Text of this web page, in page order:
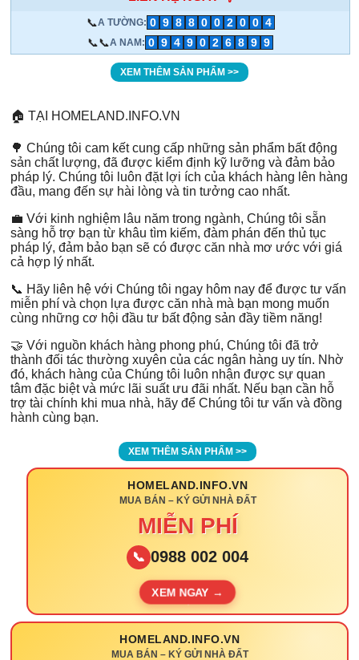
📞A TƯỜNG: 0 9 8 8 0 0 2 0 0 4
📞📞A NAM: 0 9 4 9 0 2 6 8 9 9
XEM THÊM SẢN PHẨM >>
🏠 TẠI HOMELAND.INFO.VN
🌳 Chúng tôi cam kết cung cấp những sản phẩm bất động
sản chất lượng, đã được kiểm định kỹ lưỡng và đảm bảo
pháp lý. Chúng tôi luôn đặt lợi ích của khách hàng lên hàng
đầu, mang đến sự hài lòng và tin tưởng cao nhất.
💼 Với kinh nghiệm lâu năm trong ngành, Chúng tôi sẵn
sàng hỗ trợ bạn từ khâu tìm kiếm, đàm phán đến thủ tục
pháp lý, đảm bảo bạn sẽ có được căn nhà mơ ước với giá
cả hợp lý nhất.
📞 Hãy liên hệ với Chúng tôi ngay hôm nay để được tư vấn
miễn phí và chọn lựa được căn nhà mà bạn mong muốn
cùng những cơ hội đầu tư bất động sản đầy tiềm năng!
🤝 Với nguồn khách hàng phong phú, Chúng tôi đã trở
thành đối tác thường xuyên của các ngân hàng uy tín. Nhờ
đó, khách hàng của Chúng tôi luôn nhận được sự quan
tâm đặc biệt và mức lãi suất ưu đãi nhất. Nếu bạn cần hỗ
trợ tài chính khi mua nhà, hãy để Chúng tôi tư vấn và đồng
hành cùng bạn.
XEM THÊM SẢN PHẨM >>
HOMELAND.INFO.VN
MUA BÁN – KÝ GỬI NHÀ ĐẤT
MIỄN PHÍ
📞 0988 002 004
XEM NGAY →
HOMELAND.INFO.VN
MUA BÁN – KÝ GỬI NHÀ ĐẤT